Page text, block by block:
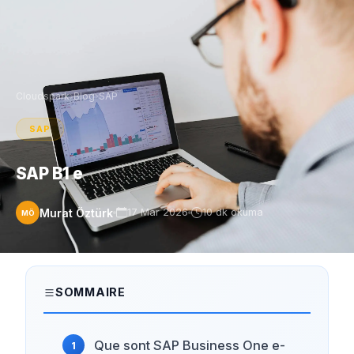
Cloudspark›Blog›SAP
SAP
SAP B1 e
MÖ Murat Öztürk 17 Mar 2026 10 dk okuma
SOMMAIRE
Que sont SAP Business One e-